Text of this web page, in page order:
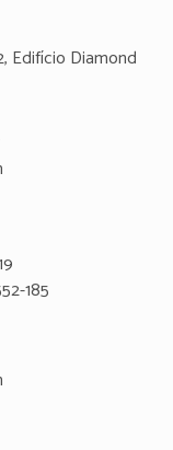
Edifício Diamond
185